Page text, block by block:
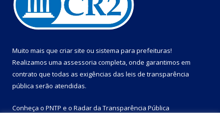
Muito mais que criar site ou sistema para prefeituras!
Realizamos uma assessoria completa, onde garantimos em
contrato que todas as exigências das leis de transparência
pública serão atendidas.
Conheça o PNTP e o Radar da Transparência Pública